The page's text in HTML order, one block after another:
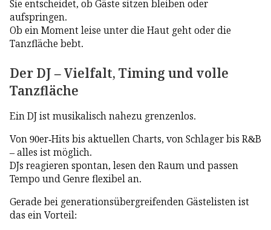
Sie entscheidet, ob Gäste sitzen bleiben oder
aufspringen.
Ob ein Moment leise unter die Haut geht oder die
Tanzfläche bebt.
Der DJ – Vielfalt, Timing und volle
Tanzfläche
Ein DJ ist musikalisch nahezu grenzenlos.
Von 90er-Hits bis aktuellen Charts, von Schlager bis R&B
– alles ist möglich.
DJs reagieren spontan, lesen den Raum und passen
Tempo und Genre flexibel an.
Gerade bei generationsübergreifenden Gästelisten ist
das ein Vorteil: